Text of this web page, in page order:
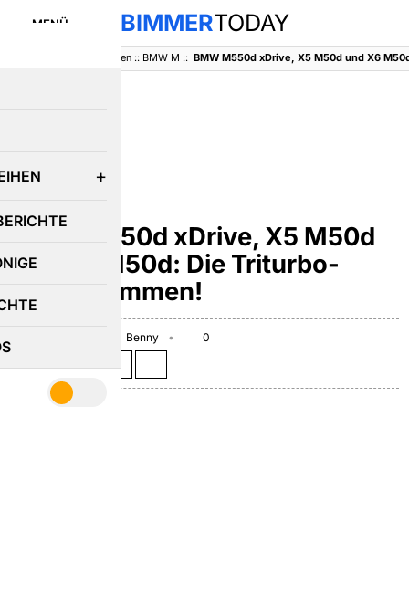
MENÜ BIMMERTODAY
Baureihen:: BMW M ::
BMW M550d xDrive, X5 M50d
und X6 M50d: Die Triturbo-
Diesel kommen!
Benny
0